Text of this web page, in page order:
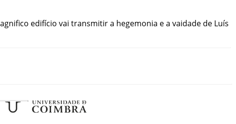
edifício vai transmitira hegemonia ea vaidade de Luís